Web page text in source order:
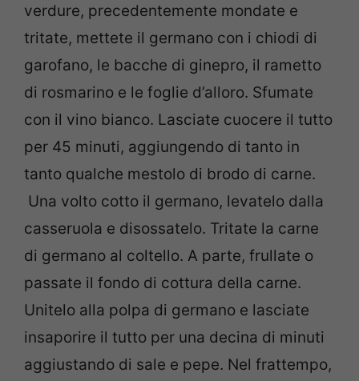
verdure, precedentemente mondate e
tritate, mettete il germano con i chiodi di
garofano, le bacche di ginepro, il rametto
di rosmarino e le foglie d’alloro. Sfumate
con il vino bianco. Lasciate cuocere il tutto
per 45 minuti, aggiungendo di tanto in
tanto qualche mestolo di brodo di carne.
Una volto cotto il germano, levatelo dalla
casseruola e disossatelo. Tritate la carne
di germano al coltello. A parte, frullate o
passate il fondo di cottura della carne.
Unitelo alla polpa di germano e lasciate
insaporire il tutto per una decina di minuti
aggiustando di sale e pepe. Nel frattempo,